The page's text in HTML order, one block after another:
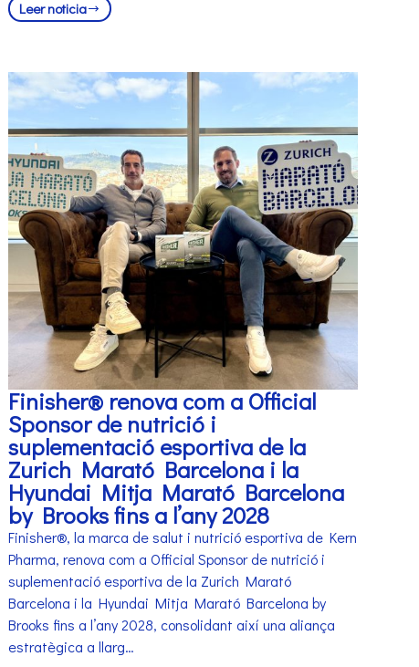
Leer noticia
Finisher® renova com a Official
Sponsor de nutrició i
suplementació esportiva de la
Zurich Marató Barcelona i la
Hyundai Mitja Marató Barcelona
by Brooks fins a l’any 2028
Finisher®, la marca de salut i nutrició esportiva de Kern
Pharma, renova com a Official Sponsor de nutrició i
suplementació esportiva de la Zurich Marató
Barcelona i la Hyundai Mitja Marató Barcelona by
Brooks fins a l’any 2028, consolidant així una aliança
estratègica a llarg…